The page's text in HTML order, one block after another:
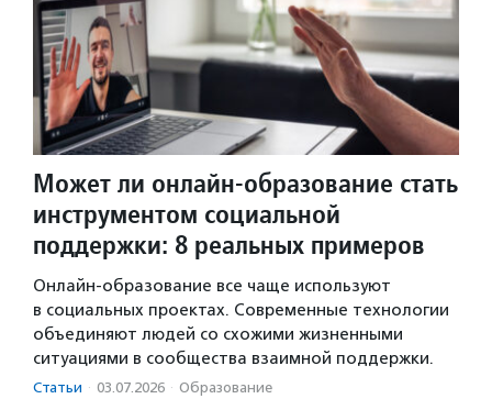
Может ли онлайн-образование стать
инструментом социальной
поддержки: 8 реальных примеров
Онлайн-образование все чаще используют
в социальных проектах. Современные технологии
объединяют людей со схожими жизненными
ситуациями в сообщества взаимной поддержки.
Статьи · 03.07.2026 · Образование